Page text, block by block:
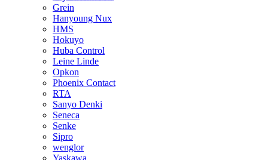
Grein
Hanyoung Nux
HMS
Hokuyo
Huba Control
Leine Linde
Opkon
Phoenix Contact
RTA
Sanyo Denki
Seneca
Senke
Sipro
wenglor
Yaskawa